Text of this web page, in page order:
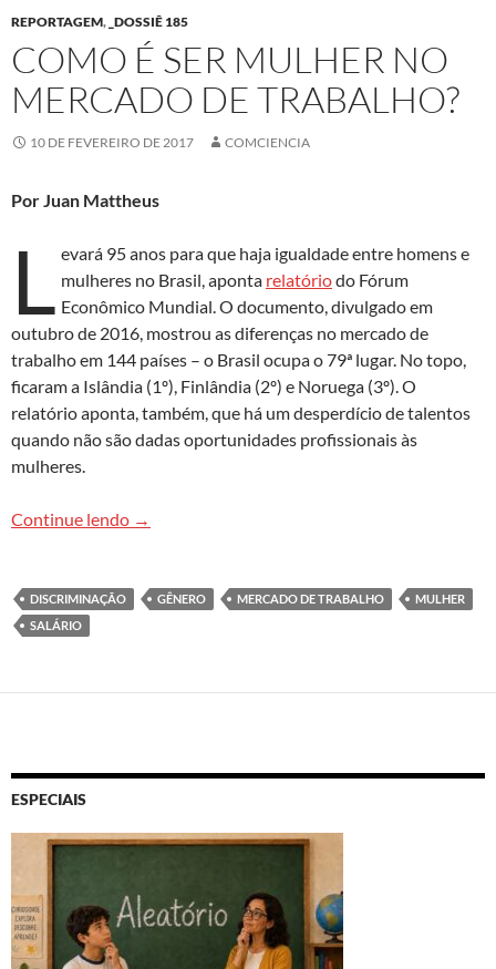
REPORTAGEM, _DOSSIÊ 185
COMO É SER MULHER NO
MERCADO DE TRABALHO?
10 DE FEVEREIRO DE 2017 COMCIENCIA
Por Juan Mattheus
L evará 95 anos para que haja igualdade entre homens e
mulheres no Brasil, aponta relatóriodo Fórum
Econômico Mundial. O documento, divulgado em
outubro de 2016, mostrou as diferenças no mercado de
trabalho em 144 países – o Brasil ocupa o 79ª lugar. No topo,
ficaram a Islândia (1º), Finlândia (2º) e Noruega (3º). O
relatório aponta, também, que há um desperdício de talentos
quando não são dadas oportunidades profissionais às
mulheres.
Continue lendo Como é ser mulher no mercado de trabalho?
→
DISCRIMINAÇÃO GÊNERO MERCADO DE TRABALHO
MULHER
SALÁRIO
ESPECIAIS